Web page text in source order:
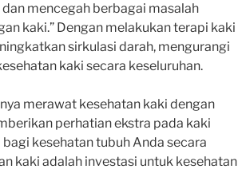
mencegah berbagai masalah
kaki.” Dengan melakukan terapi kaki
sirkulasi darah, mengurangi
kaki secara keseluruhan.
merawat kesehatan kaki dengan
perhatian ekstra pada kaki
kesehatan tubuh Anda secara
kaki adalah investasi untuk kesehatan